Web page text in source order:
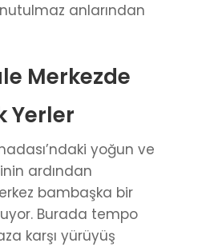
anlarından
Merkezde
Yerler
yoğun ve
ardından
bambaşka bir
Burada tempo
karşı yürüyüş